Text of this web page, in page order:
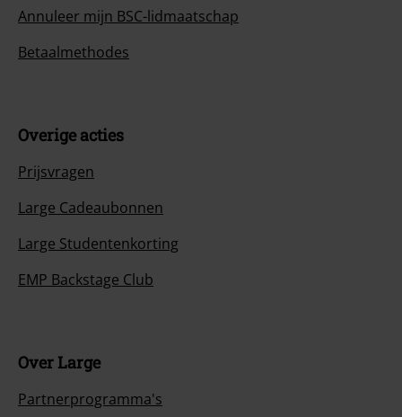
Annuleer mijn BSC-lidmaatschap
Betaalmethodes
Overige acties
Prijsvragen
Large Cadeaubonnen
Large Studentenkorting
EMP Backstage Club
Over Large
Partnerprogramma's